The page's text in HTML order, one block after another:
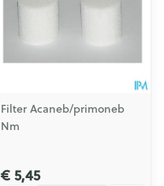
Filter Acaneb/primoneb
Nm
€ 5,45